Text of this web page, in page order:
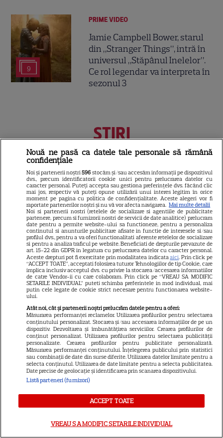
9
PRIME VIDEO
Jamie Campbell Bower, starul
din „Stranger Things”, intră în
universul „Stăpânul Inelelor”.
Ce rol legendar va interpreta în
sezonul 3
ŞTIRI
14
VEDETE STRĂINE
Jennifer Aniston și Courteney
Cox, vacanță de lux în Mallorca
alături de Pedro Pascal.
Imagini spectaculoase
9
VEDETE STRĂINE
Emma Roberts s-a căsătorit,
dar tatăl ei nu a fost la nuntă.
după ceremonie
NU RATA!
A apărut revista TV Satelit nr.
16! Eda Marcus, Irina Rimes și
ghidul TV complet pentru 14
zile
Exclusiv VEDETE ROMÂNEŞTI
Nouă ne pasă ca datele tale personale să rămână
confidențiale
Noi și partenerii noștri596 stocăm și/sau accesăm informații pe dispozitivul
dvs., precum identificatorii cookie unici pentru prelucrarea datelor cu
caracter personal. Puteți accepta sau gestiona preferințele dvs. făcând clic
mai jos, respectiv vă puteți opune utilizării unui interes legitim în orice
moment pe pagina cu politica de confidențialitate. Aceste alegeri vor fi
raportate partenerilor noștri și nu vă vor afecta navigarea. Mai multe detalii
Noi si partenerii nostri (retelele de socializare si agentiile de publicitate
partenere, precum si furnizorii nostri de servicii de date analitice) prelucram
date pentru a permite website-ului sa functioneze, pentru a personaliza
continutul si anunturile publicitare afisate in functie de interesele si/sau
profilul dvs., pentru a va oferi functionalitati aferente retelelor de socializare
si pentru a analiza traficul pe website. Beneficiati de drepturile prevazute de
art. 15-22 din GDPR in legatura cu prelucrarea datelor cu caracter personal.
Aceste drepturi pot fi exercitate prin modalitatea indicataaici. Prin click pe
“ACCEPT TOATE”, acceptati folosirea tuturor Tehnologiilor de tip Cookie, care
implica inclusiv acceptul dvs. cu privire la stocarea/accesarea informatiilor
de catre Vendor-ii cu care colaboram. Prin click pe “VREAU SA MODIFIC
SETARILE INDIVIDUAL” puteti schimba preferintele in mod individual, mai
putin cele legate de cookie strict necesare pentru functionarea website-
ului.
Atât noi, cât și partenerii noștri prelucrăm datele pentru a oferi:
Măsurarea performanței reclamelor. Utilizarea profilurilor pentru selectarea
conținutului personalizat. Stocarea și/sau accesarea informațiilor de pe un
dispozitiv. Dezvoltarea și îmbunătățirea serviciilor. Crearea profilurilor de
conținut personalizat. Utilizarea profilurilor pentru selectarea publicității
personalizate. Crearea profilurilor pentru publicitate personalizată.
Măsurarea performanței conținutului. Înțelegerea publicului prin statistici
sau combinații de date din surse diferite. Utilizarea datelor limitate pentru a
selecta conținutul. Utilizarea de date limitate pentru a selecta publicitatea.
Date precise de geolocație și identificarea prin scanarea dispozitivului.
Listă parteneri (furnizori)
ACCEPT TOATE
VREAU SA MODIFIC SETARILE INDIVIDUAL